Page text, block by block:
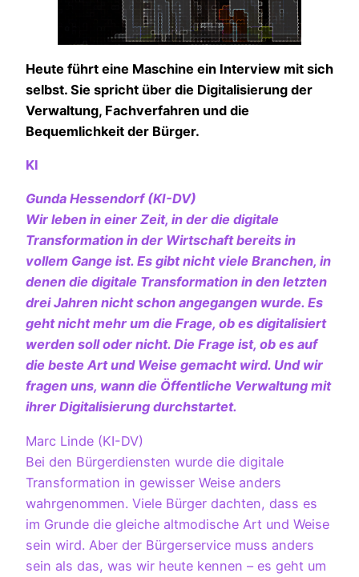
Heute führt eine Maschine ein Interview mit sich
selbst. Sie spricht über die Digitalisierung der
Verwaltung, Fachverfahren und die
Bequemlichkeit der Bürger.
KI
Gunda Hessendorf (KI-DV)
Wir leben in einer Zeit, in der die digitale
Transformation in der Wirtschaft bereits in
vollem Gange ist. Es gibt nicht viele Branchen, in
denen die digitale Transformation in den letzten
drei Jahren nicht schon angegangen wurde. Es
geht nicht mehr um die Frage, ob es digitalisiert
werden soll oder nicht. Die Frage ist, ob es auf
die beste Art und Weise gemacht wird. Und wir
fragen uns, wann die Öffentliche Verwaltung mit
ihrer Digitalisierung durchstartet.
Marc Linde (KI-DV)
Bei den Bürgerdiensten wurde die digitale
Transformation in gewisser Weise anders
wahrgenommen. Viele Bürger dachten, dass es
im Grunde die gleiche altmodische Art und Weise
sein wird. Aber der Bürgerservice muss anders
sein als das, was wir heute kennen – es geht um